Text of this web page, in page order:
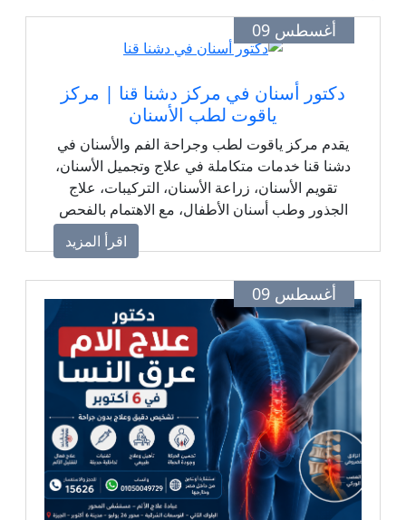
أغسطس 09
دكتور أسنان في مركز دشنا قنا | مركز
ياقوت لطب الأسنان
يقدم مركز ياقوت لطب وجراحة الفم والأسنان في
دشنا قنا خدمات متكاملة في علاج وتجميل الأسنان،
تقويم الأسنان، زراعة الأسنان، التركيبات، علاج
الجذور وطب أسنان الأطفال، مع الاهتمام بالفحص
والمتابعة وتقديم الرعاية المناسبة لكل حالة.
اقرأ المزيد
أغسطس 09